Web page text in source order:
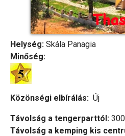
Helység: Skála Panagia
Minőség:
Közönségi elbírálás: Új
Távolság a tengerparttól:
Távolság a kemping kis